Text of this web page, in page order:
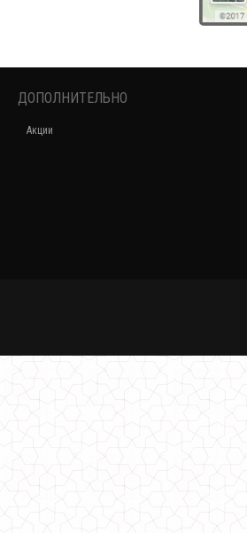
большого размера
оверсайз
ДОПОЛНИТЕЛЬНО
Акции